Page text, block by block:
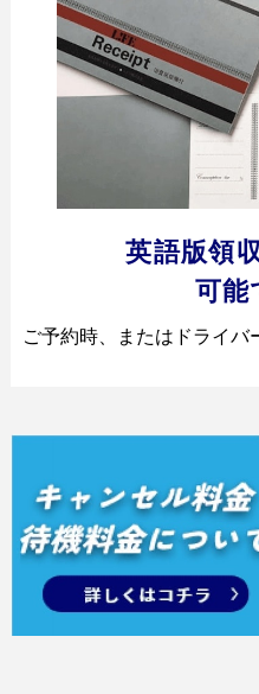
英語版領
可能
ご予約時、またはドライバ